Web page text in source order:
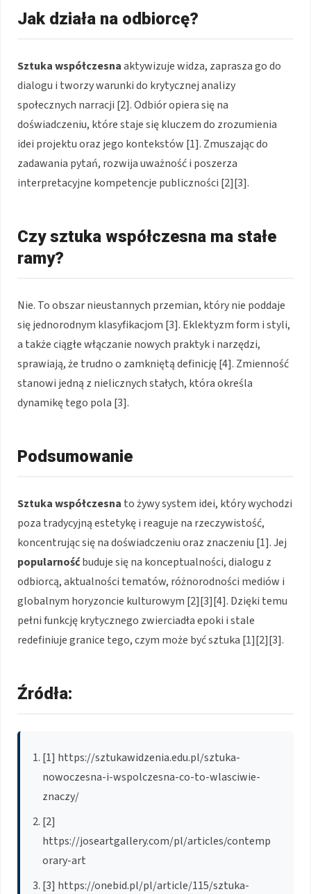
Jak działa na odbiorcę?
Sztuka współczesnaaktywizuje widza, zaprasza go do
dialogu i tworzy warunki do krytycznej analizy
społecznych narracji [2]. Odbiór opiera się na
doświadczeniu, które staje się kluczem do zrozumienia
idei projektu oraz jego kontekstów [1]. Zmuszając do
zadawania pytań, rozwija uważność i poszerza
interpretacyjne kompetencje publiczności [2][3].
Czy sztuka współczesna ma stałe
ramy?
Nie. To obszar nieustannych przemian, który nie poddaje
się jednorodnym klasyfikacjom [3]. Eklektyzm form i styli,
a także ciągłe włączanie nowych praktyk i narzędzi,
sprawiają, że trudno o zamkniętą definicję [4]. Zmienność
stanowi jedną z nielicznych stałych, która określa
dynamikę tego pola [3].
Podsumowanie
Sztuka współczesna to żywy system idei, który wychodzi
poza tradycyjną estetykę i reaguje na rzeczywistość,
koncentrując się na doświadczeniu oraz znaczeniu [1]. Jej
popularnośćbuduje się na konceptualności, dialogu z
odbiorcą, aktualności tematów, różnorodności mediów i
globalnym horyzoncie kulturowym [2][3][4]. Dzięki temu
pełni funkcję krytycznego zwierciadła epoki i stale
redefiniuje granice tego, czym może być sztuka [1][2][3].
Źródła:
[1] https://sztukawidzenia.edu.pl/sztuka-
nowoczesna-i-wspolczesna-co-to-wlasciwie-
znaczy/
[2]
https://joseartgallery.com/pl/articles/contemp
orary-art
[3] https://onebid.pl/pl/article/115/sztuka-